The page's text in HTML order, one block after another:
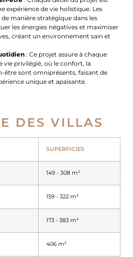
expérience de vie holistique. Les
manière stratégique dans les
les énergies négatives et maximiser
créant un environnement sain et
: Ce projet assure à chaque
vie privilégié, où le confort, la
être sont omniprésents, faisant de
unique et apaisante.
DES VILLAS
SUPERFICIES
149 - 308 m²
159 - 322 m²
173 - 383 m²
406 m²